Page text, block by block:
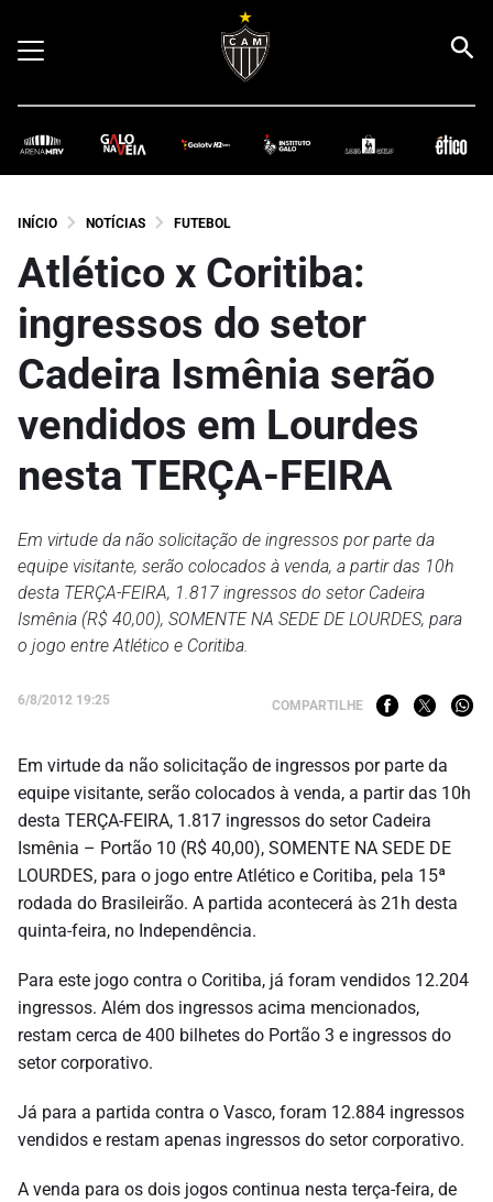
INÍCIO NOTÍCIAS FUTEBOL
Atlético x Coritiba:
ingressos do setor
Cadeira Ismênia serão
vendidos em Lourdes
nesta TERÇA-FEIRA
Em virtude da não solicitação de ingressos por parte da
equipe visitante, serão colocados à venda, a partir das 10h
desta TERÇA-FEIRA, 1.817 ingressos do setor Cadeira
Ismênia (R$ 40,00), SOMENTE NA SEDE DE LOURDES, para
o jogo entre Atlético e Coritiba.
6/8/2012 19:25 COMPARTILHE
Em virtude da não solicitação de ingressos por parte da
equipe visitante, serão colocados à venda, a partir das 10h
desta TERÇA-FEIRA, 1.817 ingressos do setor Cadeira
Ismênia – Portão 10 (R$ 40,00), SOMENTE NA SEDE DE
LOURDES, para o jogo entre Atlético e Coritiba, pela 15ª
rodada do Brasileirão. A partida acontecerá às 21h desta
quinta-feira, no Independência.
Para este jogo contra o Coritiba, já foram vendidos 12.204
ingressos. Além dos ingressos acima mencionados,
restam cerca de 400 bilhetes do Portão 3 e ingressos do
setor corporativo.
Já para a partida contra o Vasco, foram 12.884 ingressos
vendidos e restam apenas ingressos do setor corporativo.
A venda para os dois jogos continua nesta terça-feira, de